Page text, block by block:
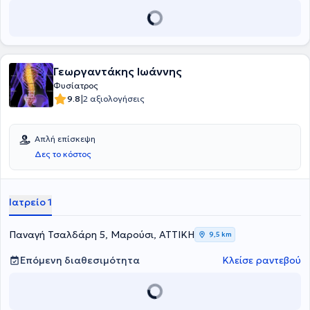
τους ασθενείς και παρέχουν υπηρεσίες βάσει θεραπευτικών
Γεωργαντάκης Ιωάννης
Φυσίατρος
9.8|2 αξιολογήσεις
Απλή επίσκεψη
Δες το κόστος
Ιατρείο 1
Παναγή Τσαλδάρη 5, Μαρούσι, ΑΤΤΙΚΗ 9,5 km
Επόμενη διαθεσιμότητα Κλείσε ραντεβού